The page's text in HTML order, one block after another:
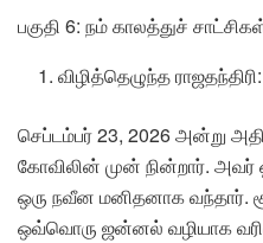
பகுதி 6: நம் காலத்துச்
விழித்தெழுந்த ராஜதந்திரி:
செப்டம்பர் 23, 2026 அன்று
கோவிலின் முன் நின்றார். அவர்
ஒரு நவீன மனிதனாக வந்தார்.
ஒவ்வொரு ஜன்னல் வழியாக